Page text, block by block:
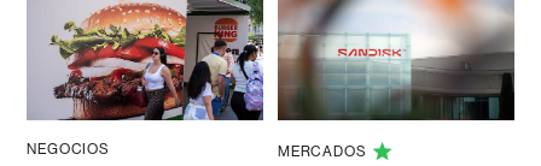
NEGOCIOS MERCADOS